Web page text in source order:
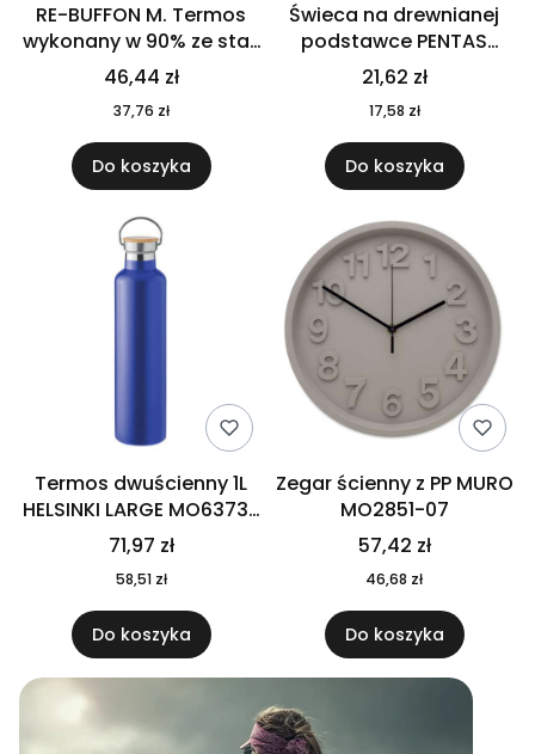
RE-BUFFON M. Termos
wykonany w 90% ze stali
nierdzewnej
pochodzącej z
recyklingu 520 ml 94294
46,44 zł
37,76 zł
Do koszyka
Świeca na drewnianej
podstawce PENTAS
MO6282-40
21,62 zł
17,58 zł
Do koszyka
Termos dwuścienny 1L
HELSINKI LARGE MO6373-
04
71,97 zł
58,51 zł
Do koszyka
Zegar ścienny z PP MURO
MO2851-07
57,42 zł
46,68 zł
Do koszyka